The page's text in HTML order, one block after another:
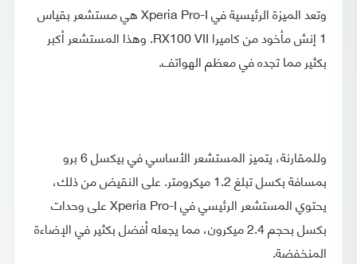
وتعد الميزة الرئيسية في Xperia Pro-I هي مستشعر بقياس
1 إنش مأخود من كاميرا RX100 VII. وهذا المستشعر أكبر
بكثير مما تجده في معظم الهواتف.
وللمقارنة، يتميز المستشعر الأساسي في بيكسل 6 برو
بمسافة بكسل تبلغ 1.2 ميكرومتر. على النقيض من ذلك،
يحتوي المستشعر الرئيسي في Xperia Pro-I على وحدات
بكسل بحجم 2.4 ميكرون، مما يجعله أفضل بكثير في الإضاءة
المنخفضة.